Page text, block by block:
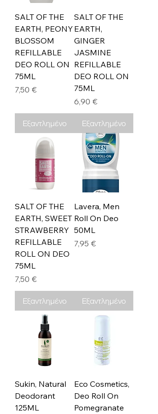
SALT OF THE
EARTH, PEONY
BLOSSOM
REFILLABLE
DEO ROLL ON
75ML
Τιμή
7,50 €
Εξαντλημένο
SALT OF THE
EARTH,
GINGER
JASMINE
REFILLABLE
DEO ROLL ON
75ML
Τιμή
6,90 €
Εξαντλημένο
SALT OF THE
EARTH, SWEET
STRAWBERRY
REFILLABLE
ROLL ON DEO
75ML
Τιμή
7,50 €
Εξαντλημένο
Lavera, Men
Roll On Deo
50ML
Τιμή
7,95 €
Εξαντλημένο
Sukin, Natural
Deodorant
125ML
Eco Cosmetics,
Deo Roll On
Pomegranate